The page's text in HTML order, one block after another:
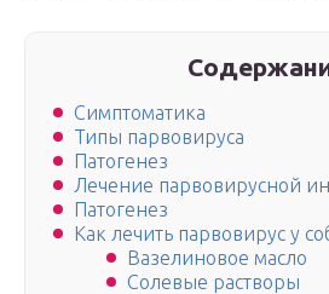
Симптоматика
Типы парвовируса
Патогенез
Лечение парвовирусной
Патогенез
Как лечить парвовирус у
Вазелиновое масло
Солевые растворы